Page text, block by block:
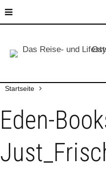
Startseite
Eden-